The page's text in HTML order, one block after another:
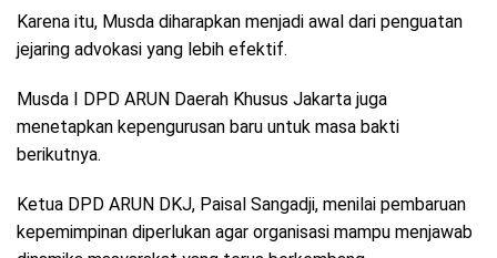
Karena itu, Musda diharapkan menjadi awal dari penguatan
jejaring advokasi yang lebih efektif.
Musda I DPD ARUN Daerah Khusus Jakarta juga
menetapkan kepengurusan baru untuk masa bakti
berikutnya.
Ketua DPD ARUN DKJ, Paisal Sangadji, menilai pembaruan
kepemimpinan diperlukan agar organisasi mampu menjawab